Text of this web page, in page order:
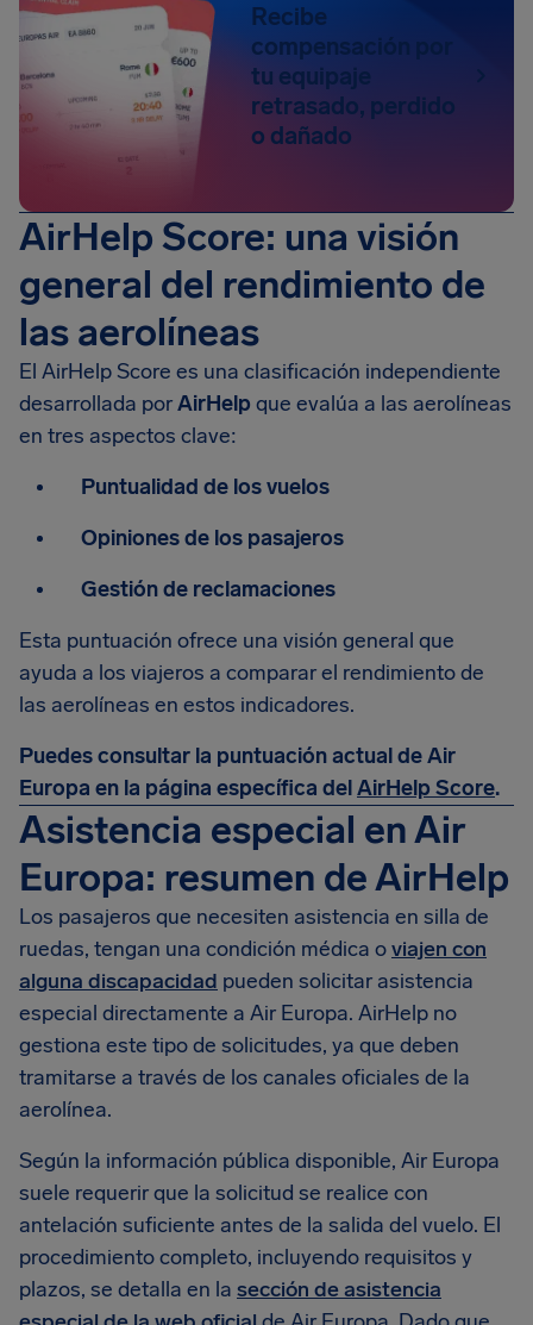
Recibe
compensación por
tu equipaje
retrasado, perdido
o dañado
AirHelp Score: una visión
general del rendimiento de
las aerolíneas
El AirHelp Score es una clasificación independiente
desarrollada porAirHelp que evalúa a las aerolíneas
en tres aspectos clave:
Puntualidad de los vuelos
Opiniones de los pasajeros
Gestión de reclamaciones
Esta puntuación ofrece una visión general que
ayuda a los viajeros a comparar el rendimiento de
las aerolíneas en estos indicadores.
Puedes consultar la puntuación actual de Air
Europa en la página específica delAirHelp Score.
Asistencia especial en Air
Europa: resumen de AirHelp
Los pasajeros que necesiten asistencia en silla de
ruedas, tengan una condición médica oviajen con
alguna discapacidad pueden solicitar asistencia
especial directamente a Air Europa. AirHelp no
gestiona este tipo de solicitudes, ya que deben
tramitarse a través de los canales oficiales de la
aerolínea.
Según la información pública disponible, Air Europa
suele requerir que la solicitud se realice con
antelación suficiente antes de la salida del vuelo. El
procedimiento completo, incluyendo requisitos y
plazos, se detalla en la sección de asistencia